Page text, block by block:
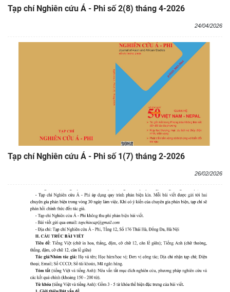
Tạp chí Nghiên cứu Á - Phi số 2(8) tháng 4-2026
24/04/2026
Tạp chí Nghiên cứu Á - Phi số 1(7) tháng 2-2026
26/02/2026